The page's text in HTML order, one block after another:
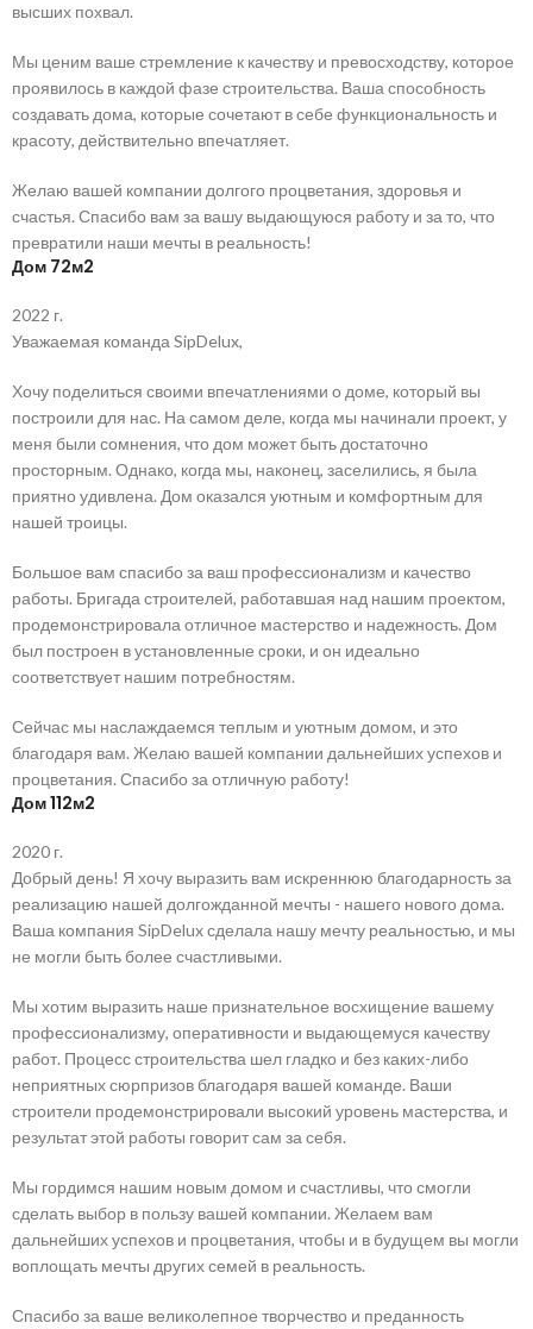
высших похвал.
Мы ценим ваше стремление к качеству и превосходству, которое
проявилось в каждой фазе строительства. Ваша способность
создавать дома, которые сочетают в себе функциональность и
красоту, действительно впечатляет.
Желаю вашей компании долгого процветания, здоровья и
счастья. Спасибо вам за вашу выдающуюся работу и за то, что
превратили наши мечты в реальность!
Дом 72м2
2022 г.
Уважаемая команда SipDelux,
Хочу поделиться своими впечатлениями о доме, который вы
построили для нас. На самом деле, когда мы начинали проект, у
меня были сомнения, что дом может быть достаточно
просторным. Однако, когда мы, наконец, заселились, я была
приятно удивлена. Дом оказался уютным и комфортным для
нашей троицы.
Большое вам спасибо за ваш профессионализм и качество
работы. Бригада строителей, работавшая над нашим проектом,
продемонстрировала отличное мастерство и надежность. Дом
был построен в установленные сроки, и он идеально
соответствует нашим потребностям.
Сейчас мы наслаждаемся теплым и уютным домом, и это
благодаря вам. Желаю вашей компании дальнейших успехов и
процветания. Спасибо за отличную работу!
Дом 112м2
2020 г.
Добрый день! Я хочу выразить вам искреннюю благодарность за
реализацию нашей долгожданной мечты - нашего нового дома.
Ваша компания SipDelux сделала нашу мечту реальностью, и мы
не могли быть более счастливыми.
Мы хотим выразить наше признательное восхищение вашему
профессионализму, оперативности и выдающемуся качеству
работ. Процесс строительства шел гладко и без каких-либо
неприятных сюрпризов благодаря вашей команде. Ваши
строители продемонстрировали высокий уровень мастерства, и
результат этой работы говорит сам за себя.
Мы гордимся нашим новым домом и счастливы, что смогли
сделать выбор в пользу вашей компании. Желаем вам
дальнейших успехов и процветания, чтобы и в будущем вы могли
воплощать мечты других семей в реальность.
Спасибо за ваше великолепное творчество и преданность